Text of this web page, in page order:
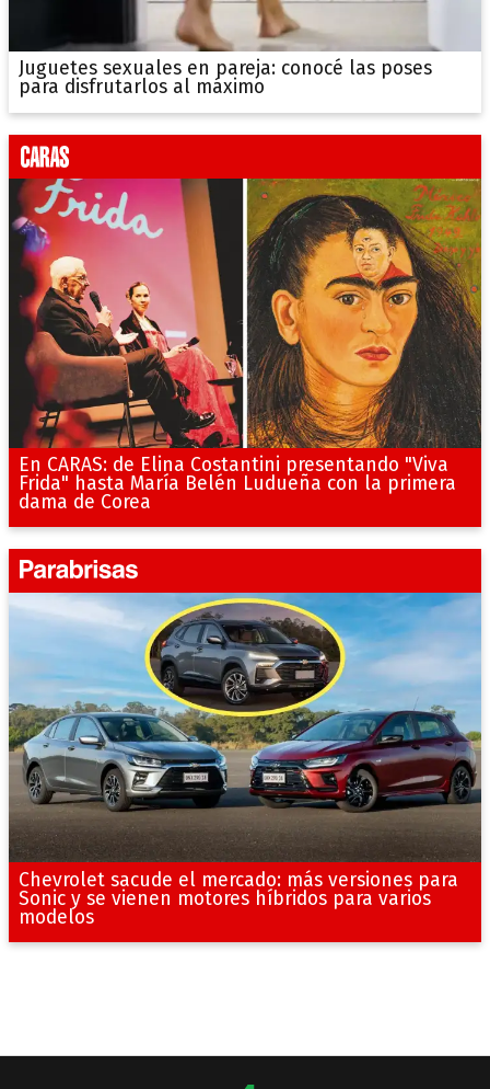
Juguetes sexuales en pareja: conocé las poses
para disfrutarlos al máximo
En CARAS: de Elina Costantini presentando "Viva
Frida" hasta María Belén Ludueña con la primera
dama de Corea
Chevrolet sacude el mercado: más versiones para
Sonic y se vienen motores híbridos para varios
modelos